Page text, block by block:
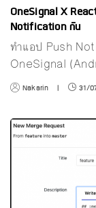
OneSignal X
Notification กัน
ทำแอป Push
OneSignal
Nakarin | 31/